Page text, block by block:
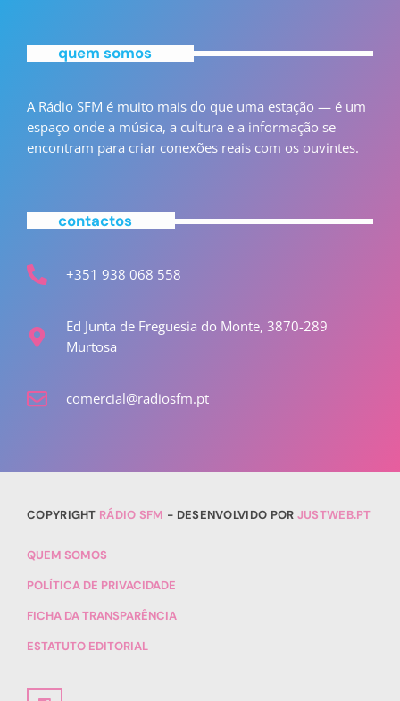
quem somos
A Rádio SFM é muito mais do que uma estação — é um
espaço onde a música, a cultura e a informação se
encontram para criar conexões reais com os ouvintes.
contactos
+351 938 068 558
Ed Junta de Freguesia do Monte, 3870-289
Murtosa
comercial@radiosfm.pt
COPYRIGHT RÁDIO SFM - DESENVOLVIDO POR JUSTWEB.PT
QUEM SOMOS
POLÍTICA DE PRIVACIDADE
FICHA DA TRANSPARÊNCIA
ESTATUTO EDITORIAL